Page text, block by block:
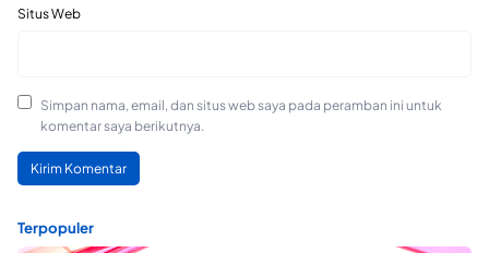
Situs Web
Simpan nama, email, dan situs web saya pada peramban ini untuk
komentar saya berikutnya.
Terpopuler